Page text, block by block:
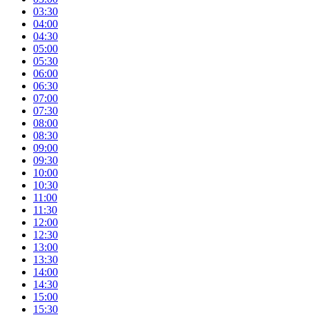
03:30
04:00
04:30
05:00
05:30
06:00
06:30
07:00
07:30
08:00
08:30
09:00
09:30
10:00
10:30
11:00
11:30
12:00
12:30
13:00
13:30
14:00
14:30
15:00
15:30